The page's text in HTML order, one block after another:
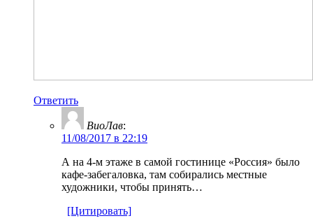
Ответить
ВиоЛав:
11/08/2017 в 22:19
А на 4-м этаже в самой гостинице «Россия» было
кафе-забегаловка, там собирались местные
художники, чтобы принять…
[Цитировать]